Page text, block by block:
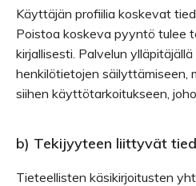
Käyttäjän profiilia koskevat
Poistoa koskeva pyyntö tulee
kirjallisesti. Palvelun
henkilötietojen säilyttämiseen,
siihen käyttötarkoitukseen,
b) Tekijyyteen liittyvät
Tieteellisten käsikirjoitusten